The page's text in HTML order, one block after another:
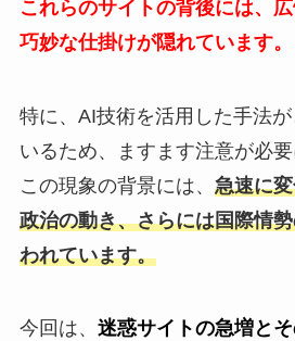
これらのサイトの背後には、
巧妙な仕掛けが隠れています。
特に、AI技術を活用した手法
いるため、ますます注意が必要
この現象の背景には、 急速に
政治の動き、さらには国際情
われています。
今回は、 迷惑サイトの急増と